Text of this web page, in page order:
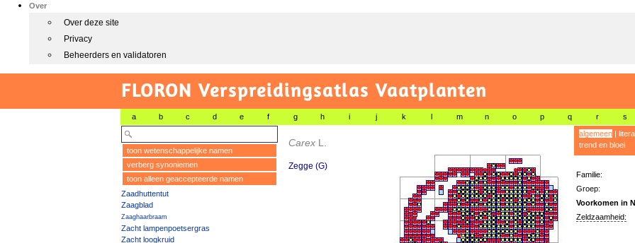
Over
Over deze site
Privacy
Beheerders en validatoren
FLORON Verspreidingsatlas Vaatplanten
a b c d e f g h i j k l m n o p q r s
toon wetenschappelijke namen
verberg synoniemen
toon alleen geaccepteerde namen
Zaadhuttentut
Zaagblad
Zaaghaarbraam
Zacht lampenpoetsergras
Zacht loogkruid
Carex L.
Zegge (G)
algemeen|
trend en bloei
Familie:
Groep:
Voorkomen in
Zeldzaamheid: